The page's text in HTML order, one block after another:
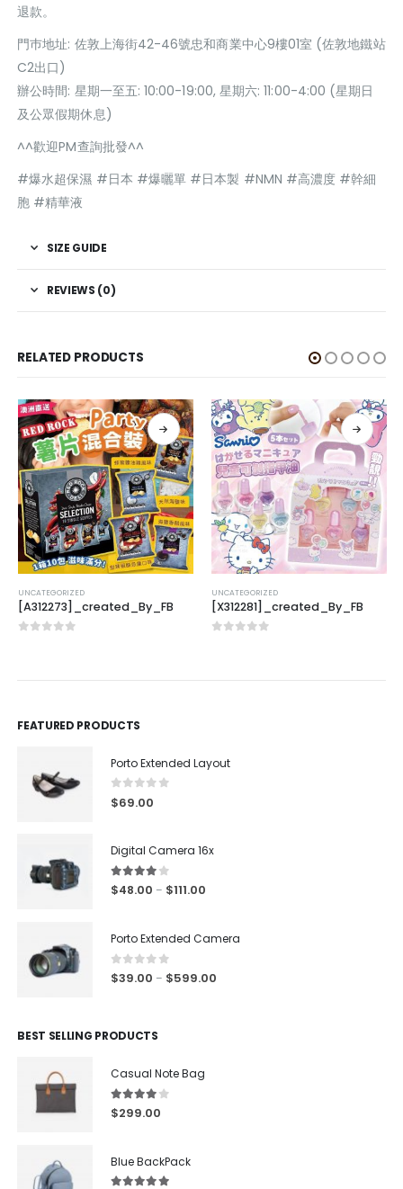
退款。
門巿地址: 佐敦上海街42-46號忠和商業中心9樓01室 (佐敦地鐵站
C2出口)
辦公時間: 星期一至五: 10:00-19:00, 星期六: 11:00-4:00 (星期日
及公眾假期休息)
^^歡迎PM查詢批發^^
#爆水超保濕 #日本 #爆曬單 #日本製 #NMN #高濃度 #幹細
胞 #精華液
SIZE GUIDE
REVIEWS (0)
RELATED PRODUCTS
UNCATEGORIZED
[A312273]_created_By_FB
UNCATEGORIZED
[X312281]_created_By_FB
FEATURED PRODUCTS
Porto Extended Layout
0 out of 5
$69.00
Digital Camera 16x
4.00out of 5
$48.00 – $111.00
Porto Extended Camera
0out of 5
$39.00 – $599.00
BEST SELLING PRODUCTS
Casual Note Bag
4.00out of 5
$299.00
Blue BackPack